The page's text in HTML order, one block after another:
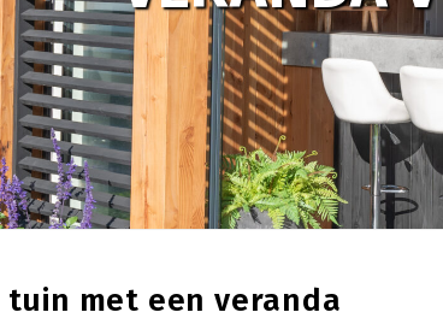
tuin met een veranda